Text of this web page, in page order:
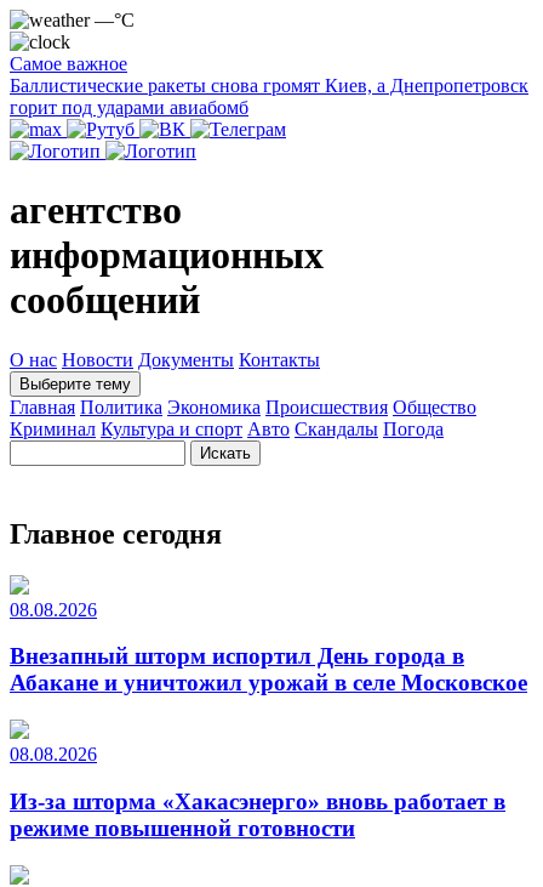
—°C
Самое важное
Баллистические ракеты снова громят Киев, а Днепропетровск
горит под ударами авиабомб
агентство
информационных
сообщений
О нас Новости Документы Контакты
Выберите тему
Главная Политика Экономика Происшествия Общество
Криминал Культура и спорт Авто Скандалы Погода
Главное сегодня
08.08.2026
Внезапный шторм испортил День города в
Абакане и уничтожил урожай в селе Московское
08.08.2026
Из-за шторма «Хакасэнерго» вновь работает в
режиме повышенной готовности